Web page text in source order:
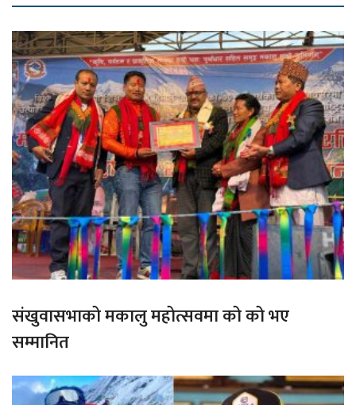
संखुवासभाको मकालु महोत्सवमा को को भए
सम्मानित